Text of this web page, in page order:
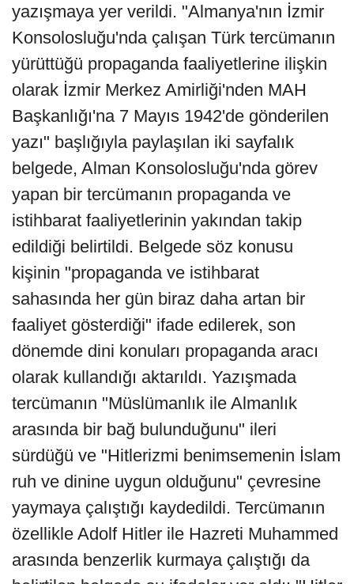
yazışmaya yer verildi. "Almanya'nın İzmir
Konsolosluğu'nda çalışan Türk tercümanın
yürüttüğü propaganda faaliyetlerine ilişkin
olarak İzmir Merkez Amirliği'nden MAH
Başkanlığı'na 7 Mayıs 1942'de gönderilen
yazı" başlığıyla paylaşılan iki sayfalık
belgede, Alman Konsolosluğu'nda görev
yapan bir tercümanın propaganda ve
istihbarat faaliyetlerinin yakından takip
edildiği belirtildi. Belgede söz konusu
kişinin "propaganda ve istihbarat
sahasında her gün biraz daha artan bir
faaliyet gösterdiği" ifade edilerek, son
dönemde dini konuları propaganda aracı
olarak kullandığı aktarıldı. Yazışmada
tercümanın "Müslümanlık ile Almanlık
arasında bir bağ bulunduğunu" ileri
sürdüğü ve "Hitlerizmi benimsemenin İslam
ruh ve dinine uygun olduğunu" çevresine
yaymaya çalıştığı kaydedildi. Tercümanın
özellikle Adolf Hitler ile Hazreti Muhammed
arasında benzerlik kurmaya çalıştığı da